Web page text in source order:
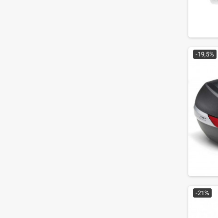
-19,5%
-21%